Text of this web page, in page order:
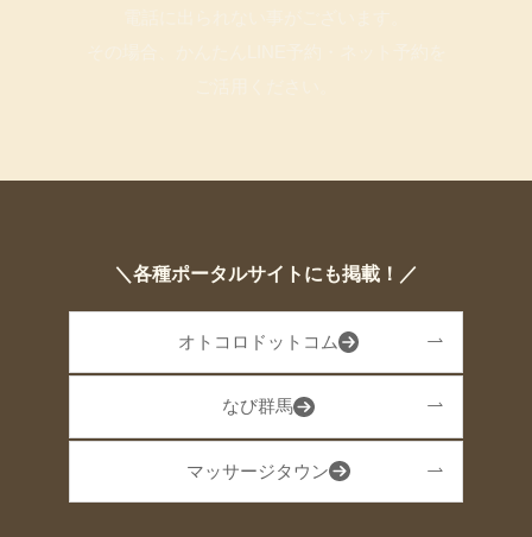
＼各種ポータルサイトにも掲載！／
オトコロドットコム
なび群馬
マッサージタウン